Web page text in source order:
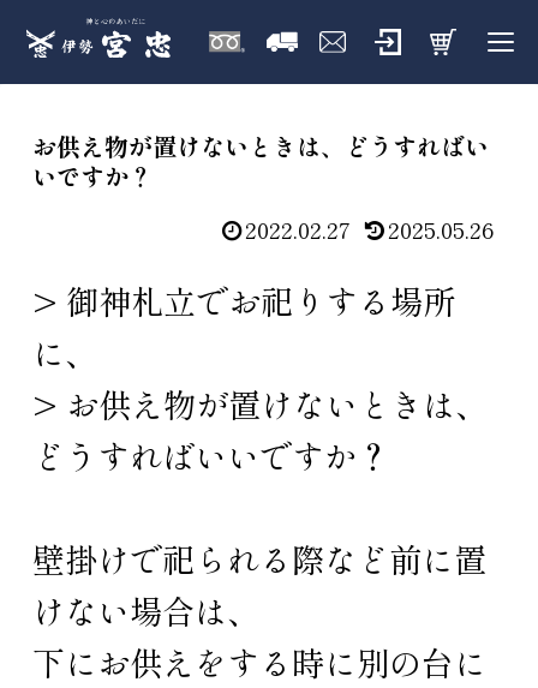
お供え物が置けないときは、どうすればい
いですか？
2022.02.27 2025.05.26
> 御神札立でお祀りする場所
に、
> お供え物が置けないときは、
どうすればいいですか？
壁掛けで祀られる際など前に置
けない場合は、
下にお供えをする時に別の台に